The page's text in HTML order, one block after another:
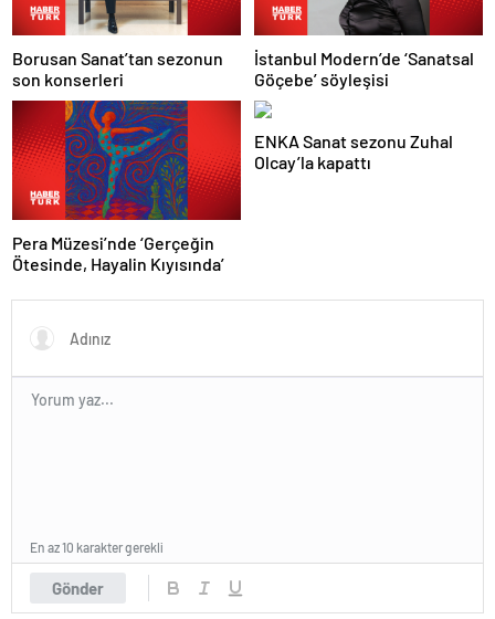
Borusan Sanat’tan sezonun
son konserleri
İstanbul Modern’de ‘Sanatsal
Göçebe’ söyleşisi
Pera Müzesi’nde ‘Gerçeğin
Ötesinde, Hayalin Kıyısında’
ENKA Sanat sezonu Zuhal
Olcay’la kapattı
Gönder
En az 10 karakter gerekli